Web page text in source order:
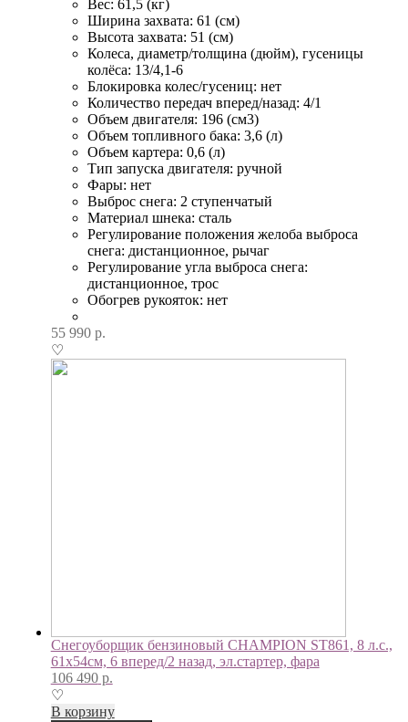
Вес: 61,5 (кг)
Ширина захвата: 61 (см)
Высота захвата: 51 (см)
Колеса, диаметр/толщина (дюйм), гусеницы
колёса: 13/4,1-6
Блокировка колес/гусениц: нет
Количество передач вперед/назад: 4/1
Объем двигателя: 196 (см3)
Объем топливного бака: 3,6 (л)
Объем картера: 0,6 (л)
Тип запуска двигателя: ручной
Фары: нет
Выброс снега: 2 ступенчатый
Материал шнека: сталь
Регулирование положения желоба выброса
снега: дистанционное, рычаг
Регулирование угла выброса снега:
дистанционное, трос
Обогрев рукояток: нет
55 990р.
♡
Снегоуборщик бензиновый CHAMPION ST861, 8 л.с.,
61х54см, 6 вперед/2 назад, эл.стартер, фара
106 490р.
♡
В корзину